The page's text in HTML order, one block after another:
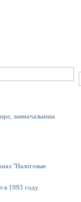
замначальника
"Налоговые
в 1993 году.